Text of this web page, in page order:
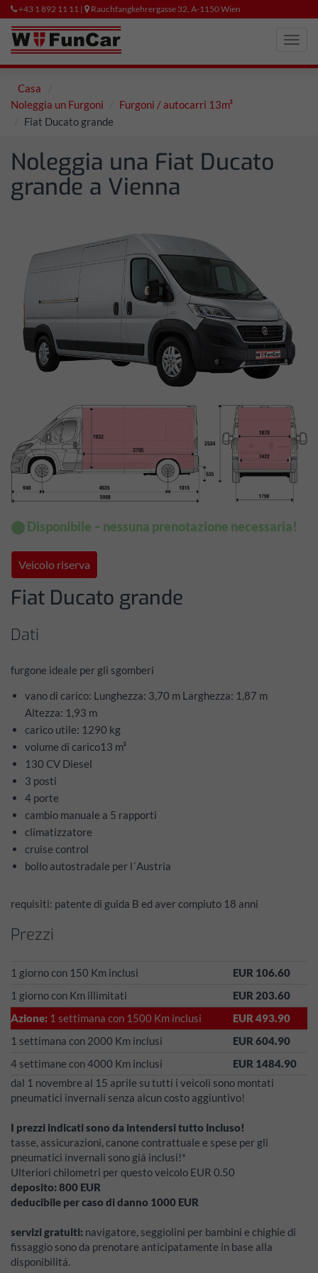
+43 1 892 11 11 | Rauchfangkehrergasse 32, A-1150 Wien
Casa
Noleggia un Furgoni
Furgoni / autocarri 13m³
Fiat Ducato grande
Noleggia una Fiat Ducato
grande a Vienna
⬤ Disponibile – nessuna prenotazione necessaria!
Veicolo riserva
Fiat Ducato grande
Dati
furgone ideale per gli sgomberi
vano di carico: Lunghezza: 3,70 m Larghezza: 1,87 m
Altezza: 1,93 m
carico utile: 1290 kg
volume di carico13 m³
130 CV Diesel
3 posti
4 porte
cambio manuale a 5 rapporti
climatizzatore
cruise control
bollo autostradale per l´Austria
requisiti: patente di guida B ed aver compiuto 18 anni
Prezzi
1 giorno con 150 Km inclusi
EUR 106.60
1 giorno con Km illimitati
EUR 203.60
Azione: 1 settimana con 1500 Km inclusi
EUR 493.90
1 settimana con 2000 Km inclusi
EUR 604.90
4 settimane con 4000 Km inclusi
EUR 1484.90
dal 1 novembre al 15 aprile su tutti i veicoli sono montati
pneumatici invernali senza alcun costo aggiuntivo!
I prezzi indicati sono da intendersi tutto incluso!
tasse, assicurazioni, canone contrattuale e spese per gli
pneumatici invernali sono giá inclusi!*
Ulteriori chilometri per questo veicolo EUR 0.50
deposito:800 EUR
deducibile per caso di danno 1000 EUR
servizi gratuiti: navigatore, seggiolini per bambini e chighie di
fissaggio sono da prenotare anticipatamente in base alla
disponibilitá.